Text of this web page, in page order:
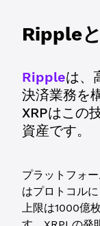
Ripple
Rippleは、
決済業務を
XRPはこの
資産です。
プラットフォ
はプロトコル
上限は1000億